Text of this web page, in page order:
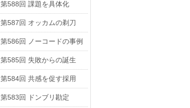
第588回 課題を具体化
第587回 オッカムの剃刀
第586回 ノーコードの事例
第585回 失敗からの誕生
第584回 共感を促す採用
第583回 ドンブリ勘定